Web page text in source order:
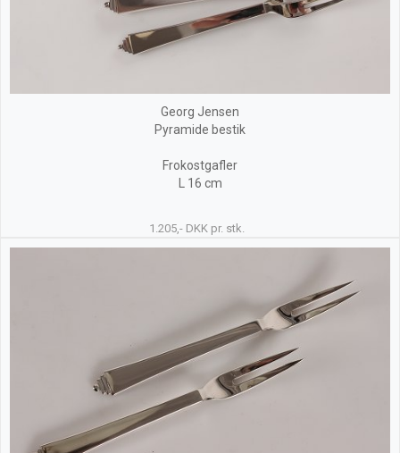
Georg Jensen
Pyramide bestik
Frokostgafler
L 16 cm
1.205,- DKK pr. stk.